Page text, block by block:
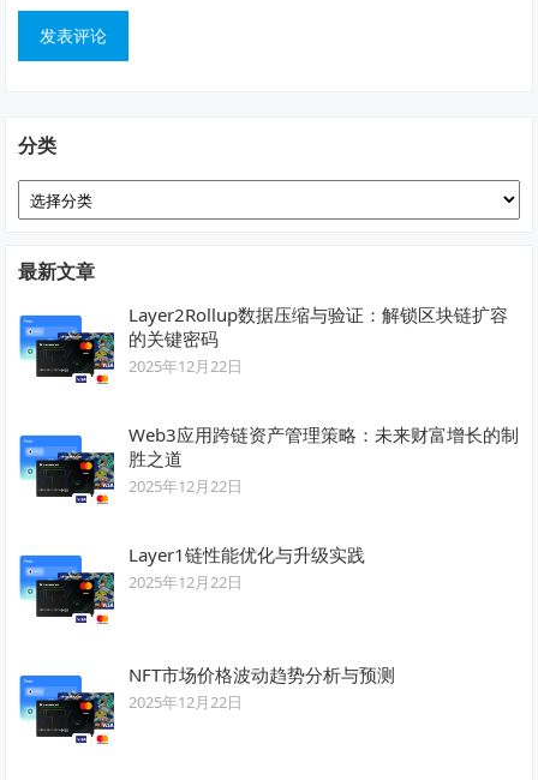
分类
分
类
最新文章
Layer2Rollup数据压缩与验证：解锁区块链扩容
的关键密码
2025年12月22日
Web3应用跨链资产管理策略：未来财富增长的制
胜之道
2025年12月22日
Layer1链性能优化与升级实践
2025年12月22日
NFT市场价格波动趋势分析与预测
2025年12月22日